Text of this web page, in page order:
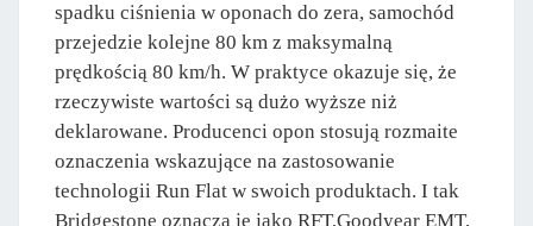
spadku ciśnienia w oponach do zera, samochód
przejedzie kolejne 80 km z maksymalną
prędkością 80 km/h. W praktyce okazuje się, że
rzeczywiste wartości są dużo wyższe niż
deklarowane. Producenci opon stosują rozmaite
oznaczenia wskazujące na zastosowanie
technologii Run Flat w swoich produktach. I tak
Bridgestone oznacza je jako RFT,Goodyear EMT,